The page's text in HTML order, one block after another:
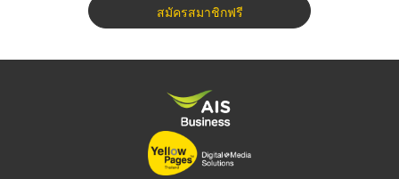
สมัครสมาชิกฟรี